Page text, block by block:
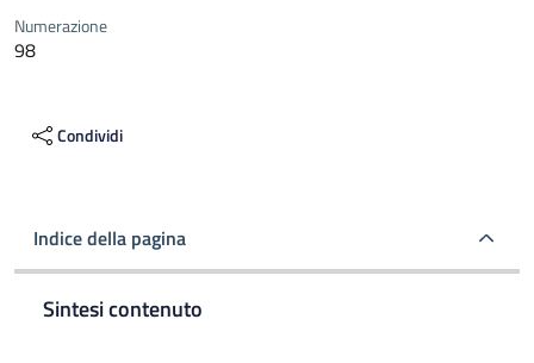
Numerazione
98
Condividi
Indice della pagina
Sintesi contenuto